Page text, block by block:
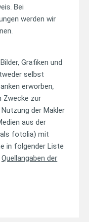
Bei
werden wir
Grafiken und
selbst
erworben,
Zwecke zur
der Makler
aus der
fotolia) mit
in folgender Liste
Quellangaben der